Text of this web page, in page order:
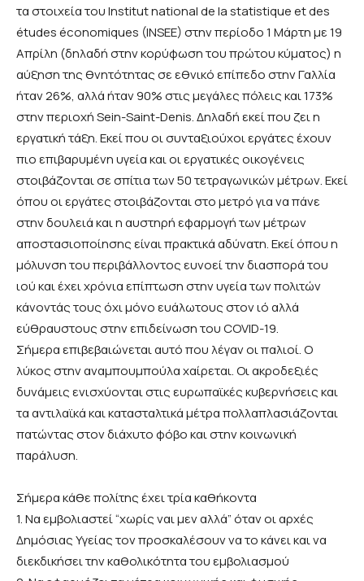
τα στοιχεία του Institut national de la statistique et des
études économiques (INSEE) στην περίοδο 1 Μάρτη με 19
Απρίλη (δηλαδή στην κορύφωση του πρώτου κύματος) η
αύξηση της θνητότητας σε εθνικό επίπεδο στην Γαλλία
ήταν 26%, αλλά ήταν 90% στις μεγάλες πόλεις και 173%
στην περιοχή Sein-Saint-Denis. Δηλαδή εκεί που ζει η
εργατική τάξη. Εκεί που οι συνταξιούχοι εργάτες έχουν
πιο επιβαρυμένη υγεία και οι εργατικές οικογένεις
στοιβάζονται σε σπίτια των 50 τετραγωνικών μέτρων. Εκεί
όπου οι εργάτες στοιβάζονται στο μετρό για να πάνε
στην δουλειά και η αυστηρή εφαρμογή των μέτρων
αποστασιοποίησης είναι πρακτικά αδύνατη. Εκεί όπου η
μόλυνση του περιβάλλοντος ευνοεί την διασπορά του
ιού και έχει χρόνια επίπτωση στην υγεία των πολιτών
κάνοντάς τους όχι μόνο ευάλωτους στον ιό αλλά
εύθραυστους στην επιδείνωση του COVID-19.
Σήμερα επιβεβαιώνεται αυτό που λέγαν οι παλιοί. Ο
λύκος στην αναμπουμπούλα χαίρεται. Οι ακροδεξιές
δυνάμεις ενισχύονται στις ευρωπαϊκές κυβερνήσεις και
τα αντιλαϊκά και κατασταλτικά μέτρα πολλαπλασιάζονται
πατώντας στον διάχυτο φόβο και στην κοινωνική
παράλυση.
Σήμερα κάθε πολίτης έχει τρία καθήκοντα
1. Να εμβολιαστεί “χωρίς ναι μεν αλλά” όταν οι αρχές
Δημόσιας Υγείας τον προσκαλέσουν να το κάνει και να
διεκδικήσει την καθολικότητα του εμβολιασμού